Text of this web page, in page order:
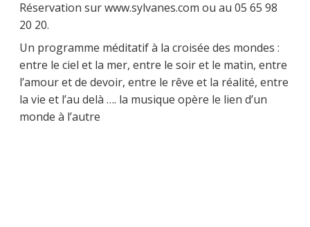
Réservation sur www.sylvanes.com ou au 05 65 98
20 20.
Un programme méditatif à la croisée des mondes :
entre le ciel et la mer, entre le soir et le matin, entre
l’amour et de devoir, entre le rêve et la réalité, entre
la vie et l’au delà …. la musique opère le lien d’un
monde à l’autre